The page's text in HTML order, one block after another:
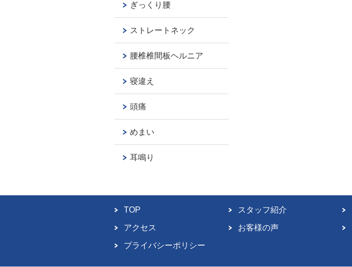
ぎっくり腰
ストレートネック
腰椎椎間板ヘルニア
寝違え
頭痛
めまい
耳鳴り
TOP スタッフ紹介
アクセス お客様の声
プライバシーポリシー